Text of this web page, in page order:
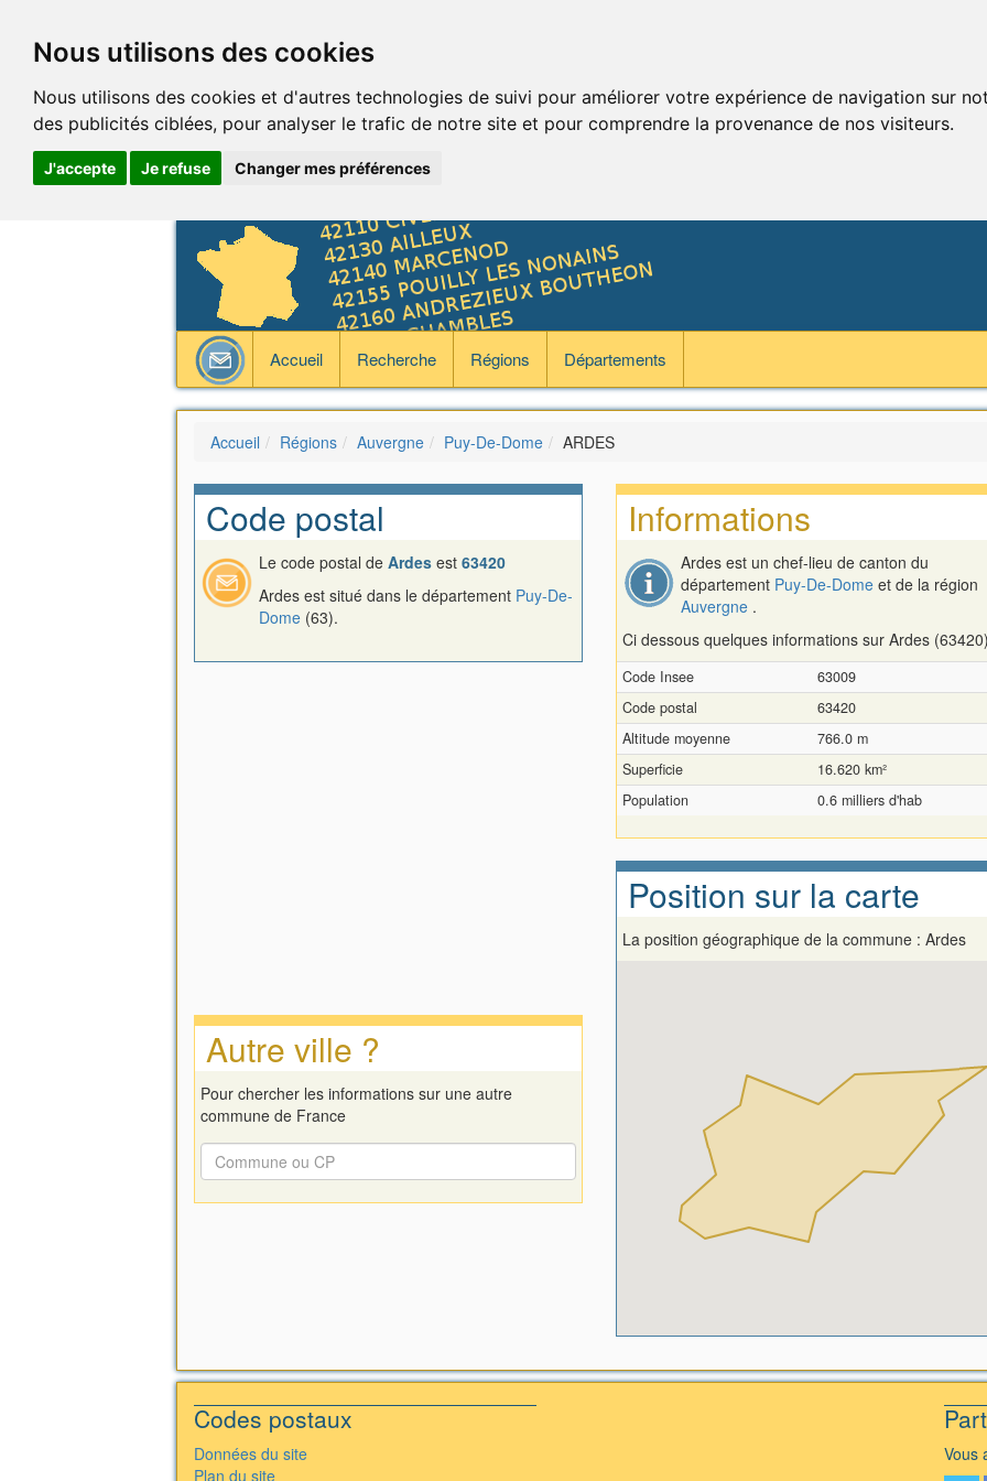
Nous utilisons des cookies
Nous utilisons des cookies et d'autres technologies de suivi pour améliorer votre expérience de navigation sur
des publicités ciblées, pour analyser le trafic de notre site et pour comprendre la provenance de nos visiteurs.
J'accepte Je refuse Changer mes préférences
Accueil Recherche Régions Départements
Accueil Régions Auvergne Puy-De-Dome ARDES
Code postal
Le code postal de Ardes est 63420
Ardes est situé dans le département Puy-De-
Dome (63).
Autre ville ?
Pour chercher les informations sur une autre
commune de France
Informations
Ardes est un chef-lieu de canton du
département Puy-De-Dome et de la région
Auvergne .
Ci dessous quelques informations sur Ardes
Code Insee
63009
Code postal
63420
Altitude moyenne
766.0 m
Superficie
16.620 km²
Population
0.6 milliers d'hab
Position sur la carte
La position géographique de la commune : Ardes
Codes postaux
Données du site
Plan du site
Vous